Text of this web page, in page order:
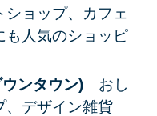
ョップ、カフェ
も人気のショッピ
ンタウン) おし
、デザイン雑貨